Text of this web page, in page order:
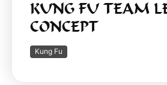
KUNG FU TEAM
CONCEPT
Kung Fu